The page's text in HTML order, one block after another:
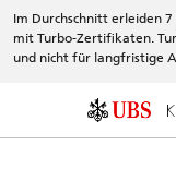
Im Durchschnitt erleiden
mit Turbo-Zertifikaten.
und nicht für langfristige